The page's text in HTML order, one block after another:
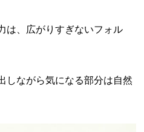
は、広がりすぎないフォル
しながら気になる部分は自然